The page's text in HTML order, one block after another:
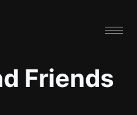
Friends